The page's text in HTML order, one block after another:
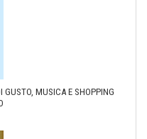
GUSTO, MUSICA E SHOPPING